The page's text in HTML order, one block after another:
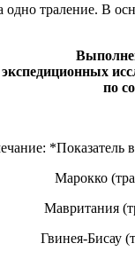
траление. В
по
*Показатель
Марокко
Мавритания
Гвинея-Бисау